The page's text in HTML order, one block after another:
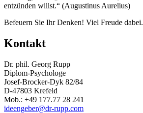
entzünden willst.“ (Augustinus Aurelius)
Befeuern Sie Ihr Denken! Viel Freude dabei.
Kontakt
Dr. phil. Georg Rupp
Diplom-Psychologe
Josef-Brocker-Dyk 82/84
D-47803 Krefeld
Mob.: +49 177.77 28 241
ideengeber@dr-rupp.com